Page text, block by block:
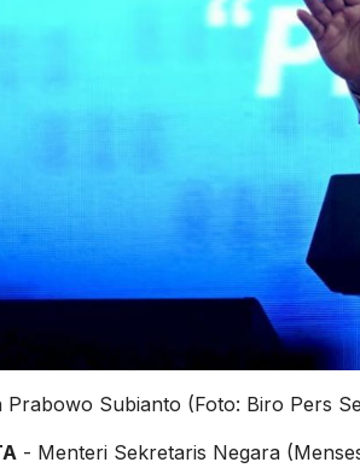
Prabowo Subianto (Foto: Biro Pers
- Menteri Sekretaris Negara